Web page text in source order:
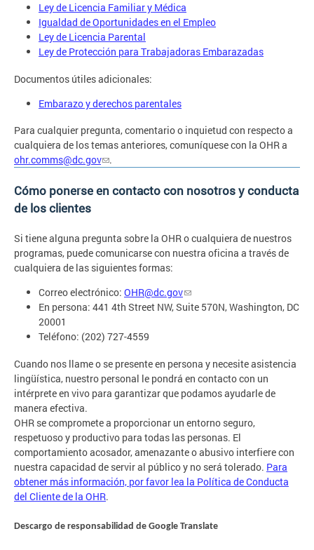
Ley de Licencia Familiar y Médica
Igualdad de Oportunidades en el Empleo
Ley de Licencia Parental
Ley de Protección para Trabajadoras Embarazadas
Documentos útiles adicionales:
Embarazo y derechos parentales
Para cualquier pregunta, comentario o inquietud con respecto a
cualquiera de los temas anteriores, comuníquese con la OHR a
ohr.comms@dc.gov
.
Cómo ponerse en contacto con nosotros y conducta
de los clientes
Si tiene alguna pregunta sobre la OHR o cualquiera de nuestros
programas, puede comunicarse con nuestra oficina a través de
cualquiera de las siguientes formas:
Correo electrónico: OHR@dc.gov
En persona: 441 4th Street NW, Suite 570N, Washington, DC
20001
Teléfono: (202) 727-4559
Cuando nos llame o se presente en persona y necesite asistencia
lingüística, nuestro personal le pondrá en contacto con un
intérprete en vivo para garantizar que podamos ayudarle de
manera efectiva.
OHR se compromete a proporcionar un entorno seguro,
respetuoso y productivo para todas las personas. El
comportamiento acosador, amenazante o abusivo interfiere con
nuestra capacidad de servir al público y no será tolerado. Para
obtener más información, por favor lea la Política de Conducta
del Cliente de la OHR.
Descargo de responsabilidad de Google Translate